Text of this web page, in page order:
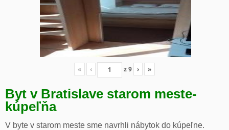
« ‹ z9 › »
Byt v Bratislave starom meste-
kúpeľňa
V byte v starom meste sme navrhli nábytok do kúpeľne.